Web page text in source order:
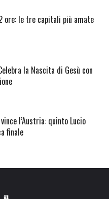
ore: le tre capitali più amate
la Nascita di Gesù con
l’Austria: quinto Lucio
finale